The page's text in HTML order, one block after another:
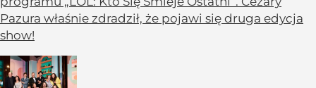
Pazura właśnie zdradził, że pojawi się druga edycja
show!